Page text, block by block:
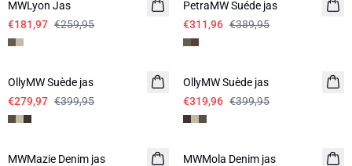
MWLyon Jas
€181,97 €259,95
PetraMW Suéde jas
€311,96 €389,95
-30%
OllyMW Suède jas
€279,97 €399,95
-20%
OllyMW Suède jas
€319,96 €399,95
MWMazie Denim jas
-30%
MWMola Denim jas